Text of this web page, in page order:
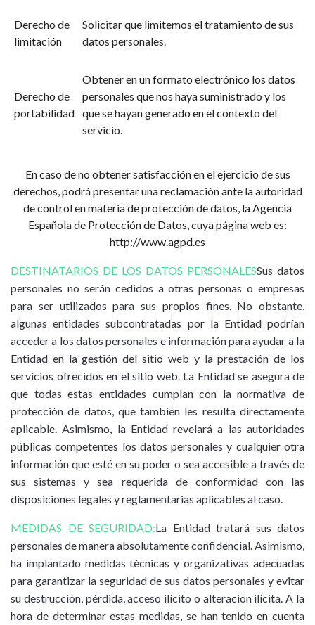
Derecho de
limitación
Solicitar que limitemos el tratamiento de sus
datos personales.
Derecho de
portabilidad
Obtener en un formato electrónico los datos
personales que nos haya suministrado y los
que se hayan generado en el contexto del
servicio.
En caso de no obtener satisfacción en el ejercicio de sus
derechos, podrá presentar una reclamación ante la autoridad
de control en materia de protección de datos, la Agencia
Española de Protección de Datos, cuya página web es:
http://www.agpd.es
DESTINATARIOS DE LOS DATOS PERSONALESSus datos
personales no serán cedidos a otras personas o empresas
para ser utilizados para sus propios fines. No obstante,
algunas entidades subcontratadas por la Entidad podrían
acceder a los datos personales e información para ayudar a la
Entidad en la gestión del sitio web y la prestación de los
servicios ofrecidos en el sitio web. La Entidad se asegura de
que todas estas entidades cumplan con la normativa de
protección de datos, que también les resulta directamente
aplicable. Asimismo, la Entidad revelará a las autoridades
públicas competentes los datos personales y cualquier otra
información que esté en su poder o sea accesible a través de
sus sistemas y sea requerida de conformidad con las
disposiciones legales y reglamentarias aplicables al caso.
MEDIDAS DE SEGURIDAD:La Entidad tratará sus datos
personales de manera absolutamente confidencial. Asimismo,
ha implantado medidas técnicas y organizativas adecuadas
para garantizar la seguridad de sus datos personales y evitar
su destrucción, pérdida, acceso ilícito o alteración ilícita. A la
hora de determinar estas medidas, se han tenido en cuenta